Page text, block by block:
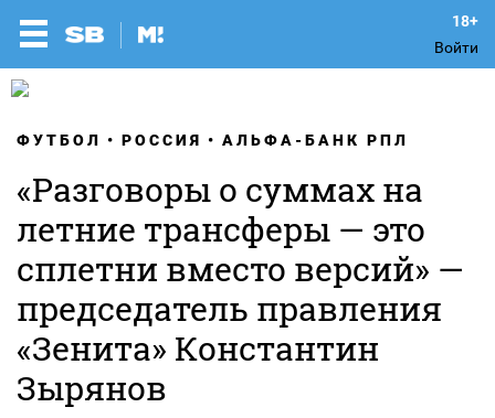
Войти
ФУТБОЛ РОССИЯ АЛЬФА-БАНК РПЛ
«Разговоры о суммах на
летние трансферы — это
сплетни вместо версий» —
председатель правления
«Зенита» Константин
Зырянов